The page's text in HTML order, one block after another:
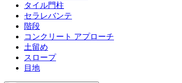
タイル門柱
セラレバンテ
階段
コンクリート アプローチ
土留め
スロープ
目地